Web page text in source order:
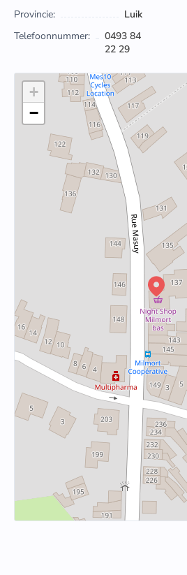
Provincie:
Luik
Telefoonnummer:
0493 84
22 29
+
−